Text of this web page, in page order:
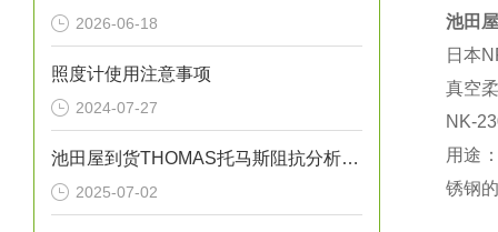
2026-06-18
照度计使用注意事项
2024-07-27
池田屋到货THOMAS托马斯阻抗分析仪IM7587
2025-07-02
池田
日本
真空
NK-
用途‌
锈钢